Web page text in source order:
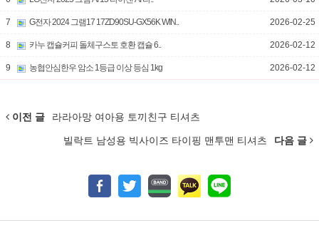
7 G전자 2024 그램17 17ZD90SU-GX56K WIN.. 2026-02-25
8 카누 캡슐커피 돌체구스토 호환 캡슐 6.. 2026-02-12
9 농협안심한우 암소 1등급 이상 등심 1kg 2026-02-12
이전 글 라라아망 여아용 토끼친구 티셔츠
빌락트 남성용 빅사이즈 타이핑 맨투맨 티셔츠 다음 글